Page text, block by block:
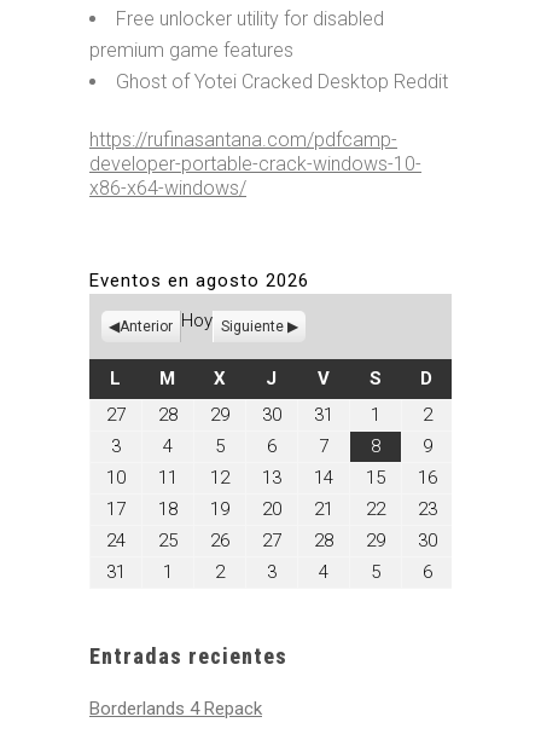
Free unlocker utility for disabled
premium game features
Ghost of Yotei Cracked Desktop Reddit
https://rufinasantana.com/pdfcamp-
developer-portable-crack-windows-10-
x86-x64-windows/
Eventos en agosto 2026
Anterior Hoy Siguiente
L LUNES
M MARTES
XMIÉRCOLES
J JUEVES
VVIERNES
SSÁBADO
D
27julio
28julio
29julio
30julio
31
31,
1
agosto
1,
2026
2agosto
2,
2026
3agosto
3,
2026
4agosto
4,
2026
5agosto
5,
2026
6agosto
6,
2026
7agosto
7,
2026
8agosto
8,
2026
9agosto
9,
2026
10agosto
10,
11
agosto
2026
12agosto
2026
13agosto
2026
14agosto
2026
15agosto
2026
16agosto
2026
17agosto
2026
18agosto
18,
2026
19agosto
2026
20agosto
20,
2026
21
agosto
2026
22agosto
2026
23agosto
23,
2026
24agosto
25agosto
26agosto
27agosto
28agosto
29agosto
30agosto
31
agosto
1
septiembre
2septiembre
3septiembre
4septiembre
5septiembre
6septiembre
Entradas recientes
Borderlands 4 Repack